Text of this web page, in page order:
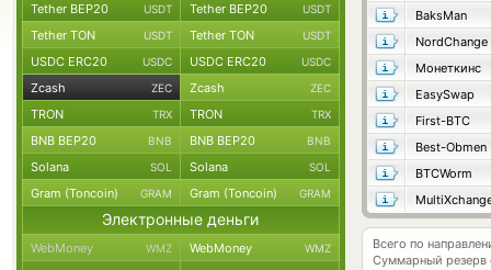
BaksMan
NordChange
Монеткинс
EasySwap
First-BTC
Best-Obmen
BTCWorm
Всего по
Суммарный резерв
Tether BEP20 USDT Tether BEP20 USDT
Tether TON USDT Tether TON USDT
USDC ERC20 USDC USDC ERC20 USDC
Zcash ZEC Zcash ZEC
TRON TRX TRON TRX
BNB BEP20 BNB BNB BEP20 BNB
Solana SOL Solana SOL
Gram (Toncoin) GRAM Gram (Toncoin) GRAM
Электронные деньги
WebMoney WMZ WebMoney WMZ